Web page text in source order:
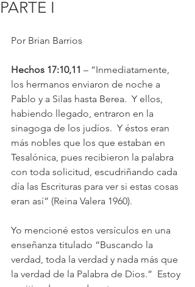
PARTE I
Por Brian Barrios
Hechos 17:10,11 – “Inmediatamente,
los hermanos enviaron de noche a
Pablo y a Silas hasta Berea.  Y ellos,
habiendo llegado, entraron en la
sinagoga de los judíos.  Y éstos eran
más nobles que los que estaban en
Tesalónica, pues recibieron la palabra
con toda solicitud, escudriñando cada
día las Escrituras para ver si estas cosas
eran así” (Reina Valera 1960).
Yo mencioné estos versículos en una
enseñanza titulado “Buscando la
verdad, toda la verdad y nada más que
la verdad de la Palabra de Dios.”  Estoy